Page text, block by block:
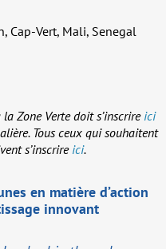
Cap-Vert, Mali, Senegal
Zone Verte doit s’inscrire ici
Tous ceux qui souhaitent
s’inscrire ici.
en matière d’action
innovant